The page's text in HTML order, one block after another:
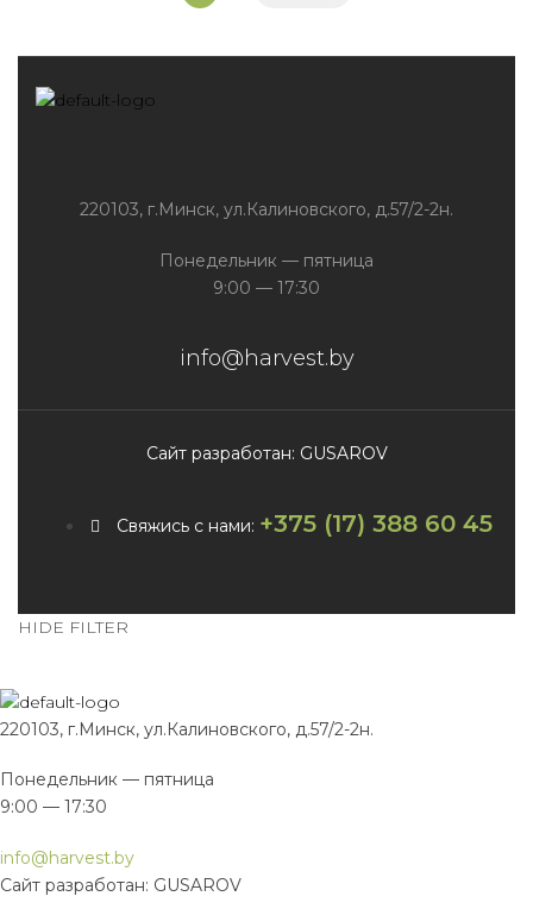
220103, г.Минск, ул.Калиновского, д.57/2-2н.
Понедельник — пятница
9:00 — 17:30
info@harvest.by
Сайт разработан: GUSAROV
Свяжись с нами: +375 (17) 388 60 45
HIDE FILTER
220103, г.Минск, ул.Калиновского, д.57/2-2н.
Понедельник — пятница
9:00 — 17:30
info@harvest.by
Сайт разработан: GUSAROV